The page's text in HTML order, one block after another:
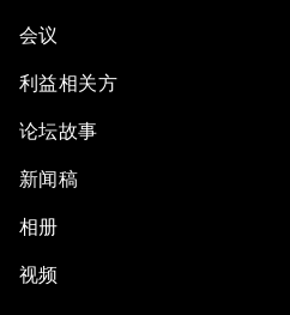
会议
利益相关方
论坛故事
新闻稿
相册
视频